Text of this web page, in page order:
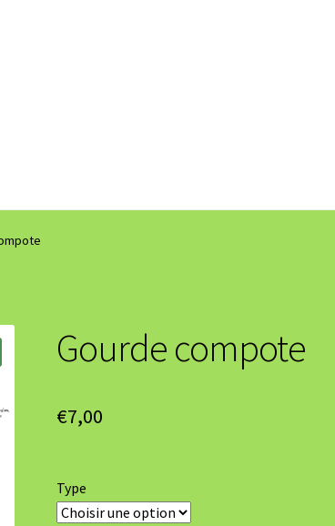
Gourde compote
€7,00
Type